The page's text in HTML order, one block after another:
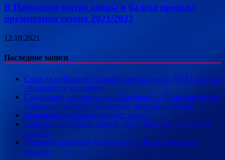
В Пермском театре оперы и балета прошла
презентация сезона 2021/2022
12.10.2021
Последние записи
Солистка «Винтаж» о выступлении после ДТП с мужем:
«Концерта я не помню»
Садальский вспомнил, как Высоцкий и Демидова чудом
избежали участи погибшего от декорации актера
Волочкова раскрыла свой вес и рост
Конкурс творческих заявок «АРТ-МАРКЕТ» пройдёт
онлайн
Мировую премьеру балета Пьера Лакотта покажут
онлайн